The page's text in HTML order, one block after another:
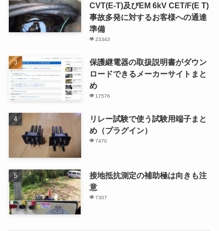
CVT(E-T)及びEM 6kV CET/F(E T)
事故多発に対するお客様への通達
準備
23343
保護継電器の取扱説明書がダウン
ロードできるメーカーサイトまと
め
17576
リレー試験で使う試験用端子まと
め（プラグイン）
7470
接地抵抗測定の補助極は向きも注
意
7307